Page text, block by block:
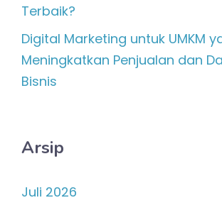
Terbaik?
Digital Marketing untuk UMKM
Meningkatkan Penjualan dan
Bisnis
Arsip
Juli 2026